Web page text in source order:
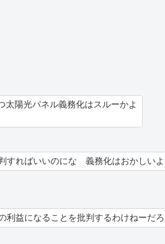
太陽光パネル義務化はスルーかよ
すればいいのにな 義務化はおかしいよ
利益になることを批判するわけねーだろ